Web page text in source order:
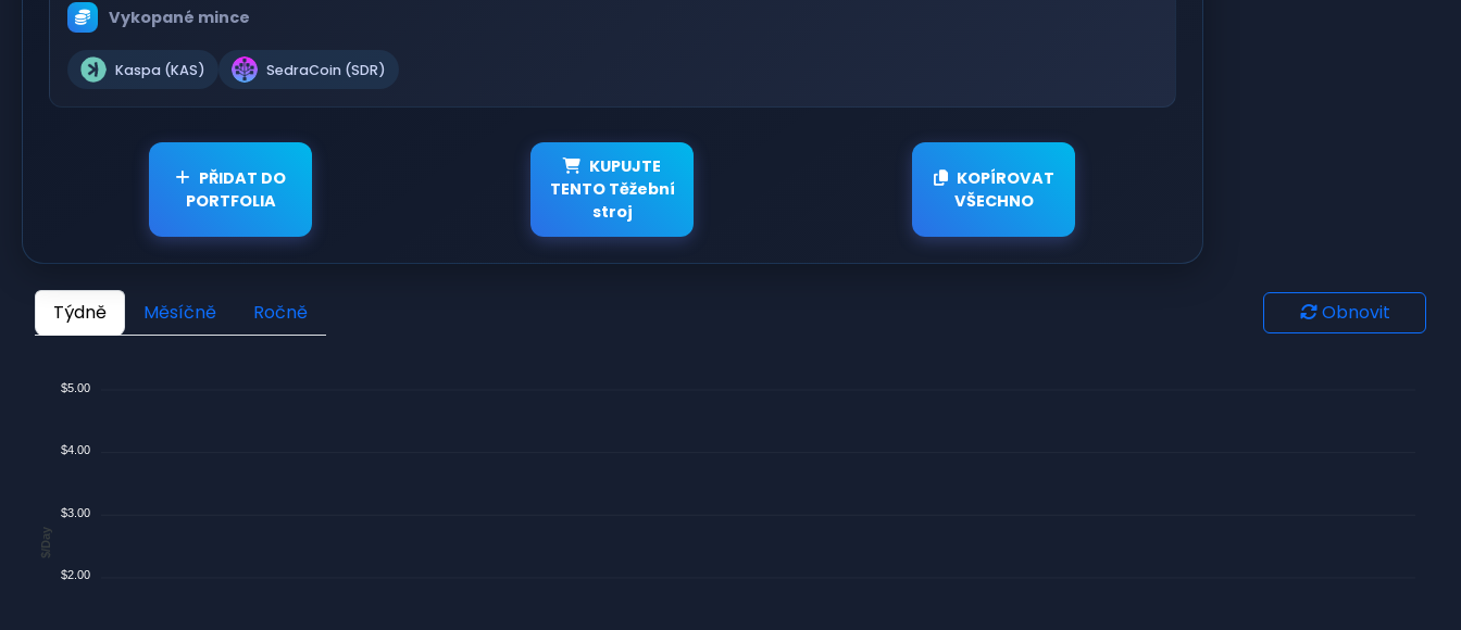
Vykopané mince
Kaspa (KAS) SedraCoin (SDR)
PŘIDAT DO
PORTFOLIA
KUPUJTE
TENTO Těžební
stroj
KOPÍROVAT
VŠECHNO
Týdně Měsíčně Ročně Obnovit
$5.00
$4.00
$3.00
$2.00
$/Day